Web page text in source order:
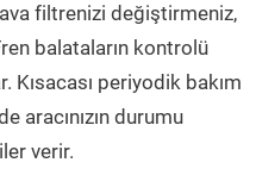
filtrenizi değiştirmeniz,
balataların kontrolü
Kısacası periyodik bakım
aracınızın durumu
verir.